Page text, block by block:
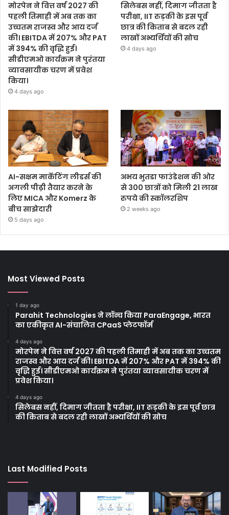
मोरपेन ने वित्त वर्ष 2027 की
पहली तिमाही में अब तक का
उच्चतम राजस्व और आय दर्ज
की। EBITDA में 207% और PAT
में 394% की वृद्धि हुई।
सीडीएमओ कार्यक्रम ने पुरंतया
व्यावसायीक चरण में प्रवेश
किया।
4 days ago
सिलेबस नहीं, दिमाग जीतता है
परीक्षा, IIT रुड़की के इस पूर्व
छात्र की किताब से बदल रही
लाखों अभ्यर्थियों की सोच
4 days ago
AI-सक्षम मार्केटिंग लीडर्स की
अगली पीढ़ी तैयार करने के
लिए MICA और Komerz के
बीच साझेदारी
5 days ago
अभय भुतडा फाउंडेशन की ओर
से 300 छात्रों को मिली 21 लाख
रुपये की स्कॉलरशिप
2 weeks ago
Most Viewed Posts
1 day ago
Parahit Technologies ने लॉन्च किया ParaEngage, भारत
का एकीकृत AI-संचालित CPaaS प्लेटफॉर्म
4 days ago
मोरपेन ने वित्त वर्ष 2027 की पहली तिमाही में अब तक का उच्चतम
राजस्व और आय दर्ज की। EBITDA में 207% और PAT में 394% की
वृद्धि हुई। सीडीएमओ कार्यक्रम ने पुरंतया व्यावसायीक चरण में
प्रवेश किया।
4 days ago
सिलेबस नहीं, दिमाग जीतता है परीक्षा, IIT रुड़की के इस पूर्व छात्र
की किताब से बदल रही लाखों अभ्यर्थियों की सोच
Last Modified Posts